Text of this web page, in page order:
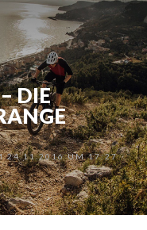
DIE
24.11.2016 UM 17:27